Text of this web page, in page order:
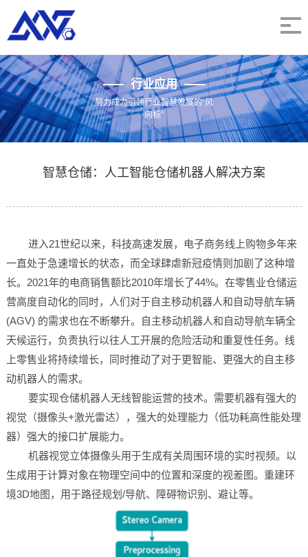
行业应用
努力成为引领行业智慧发展的“风
向标”
智慧仓储：人工智能仓储机器人解决方案
进入21世纪以来，科技高速发展，电子商务线上购物多年来
一直处于急速增长的状态，而全球肆虐新冠疫情则加剧了这种增
长。2021年的电商销售额比2010年增长了44%。在零售业仓储运
营高度自动化的同时，人们对于自主移动机器人和自动导航车辆
(AGV) 的需求也在不断攀升。自主移动机器人和自动导航车辆全
天候运行，负责执行以往人工开展的危险活动和重复性任务。线
上零售业将持续增长，同时推动了对于更智能、更强大的自主移
动机器人的需求。
要实现仓储机器人无线智能运营的技术。需要机器有强大的
视觉（摄像头+激光雷达），强大的处理能力（低功耗高性能处理
器）强大的接口扩展能力。
机器视觉立体摄像头用于生成有关周围环境的实时视频。以
生成用于计算对象在物理空间中的位置和深度的视差图。重建环
境3D地图，用于路径规划/导航、障碍物识别、避让等。